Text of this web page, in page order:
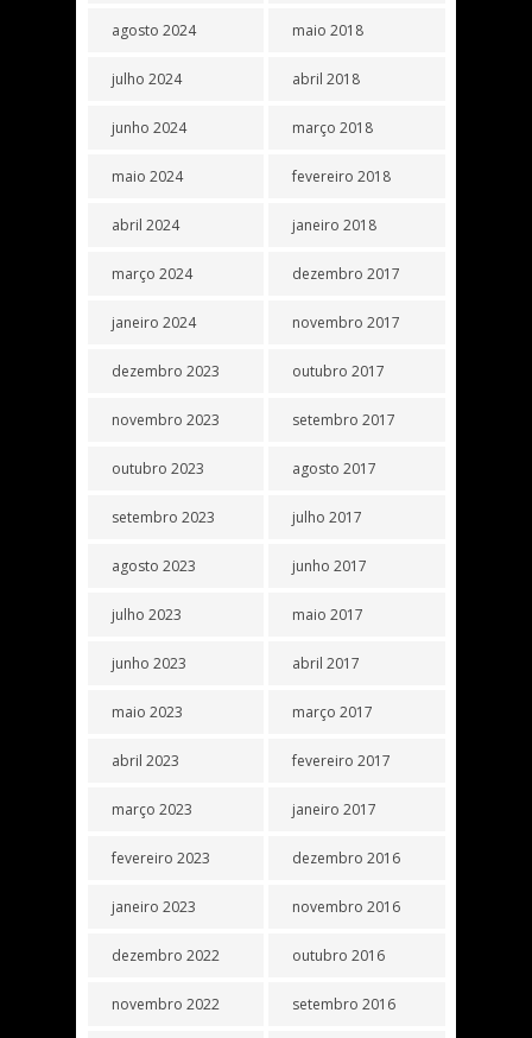
agosto 2024
julho 2024
junho 2024
maio 2024
abril 2024
março 2024
janeiro 2024
dezembro 2023
novembro 2023
outubro 2023
setembro 2023
agosto 2023
julho 2023
junho 2023
maio 2023
abril 2023
março 2023
fevereiro 2023
janeiro 2023
dezembro 2022
novembro 2022
maio 2018
abril 2018
março 2018
fevereiro 2018
janeiro 2018
dezembro 2017
novembro 2017
outubro 2017
setembro 2017
agosto 2017
julho 2017
junho 2017
maio 2017
abril 2017
março 2017
fevereiro 2017
janeiro 2017
dezembro 2016
novembro 2016
outubro 2016
setembro 2016